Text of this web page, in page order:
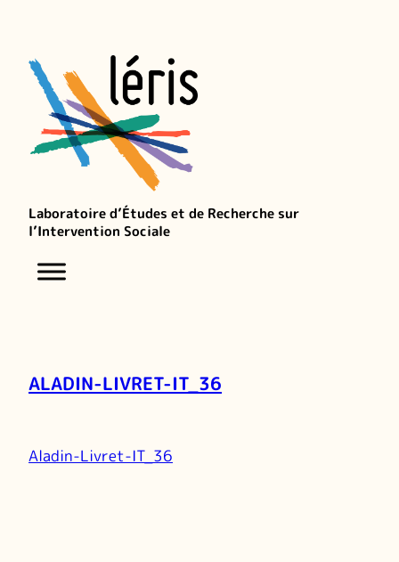
Laboratoire d’Études et de Recherche sur
l’Intervention Sociale
ALADIN-LIVRET-IT_36
Aladin-Livret-IT_36